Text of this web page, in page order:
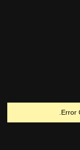
Error